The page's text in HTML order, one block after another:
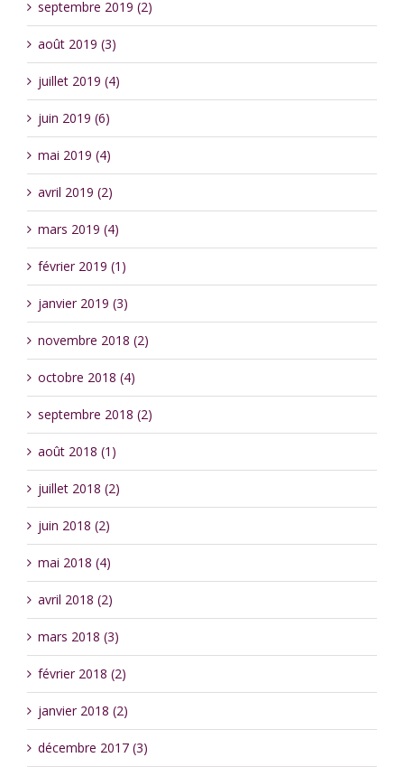
septembre 2019 (2)
août 2019 (3)
juillet 2019 (4)
juin 2019 (6)
mai 2019 (4)
avril 2019 (2)
mars 2019 (4)
février 2019 (1)
janvier 2019 (3)
novembre 2018 (2)
octobre 2018 (4)
septembre 2018 (2)
août 2018 (1)
juillet 2018 (2)
juin 2018 (2)
mai 2018 (4)
avril 2018 (2)
mars 2018 (3)
février 2018 (2)
janvier 2018 (2)
décembre 2017 (3)